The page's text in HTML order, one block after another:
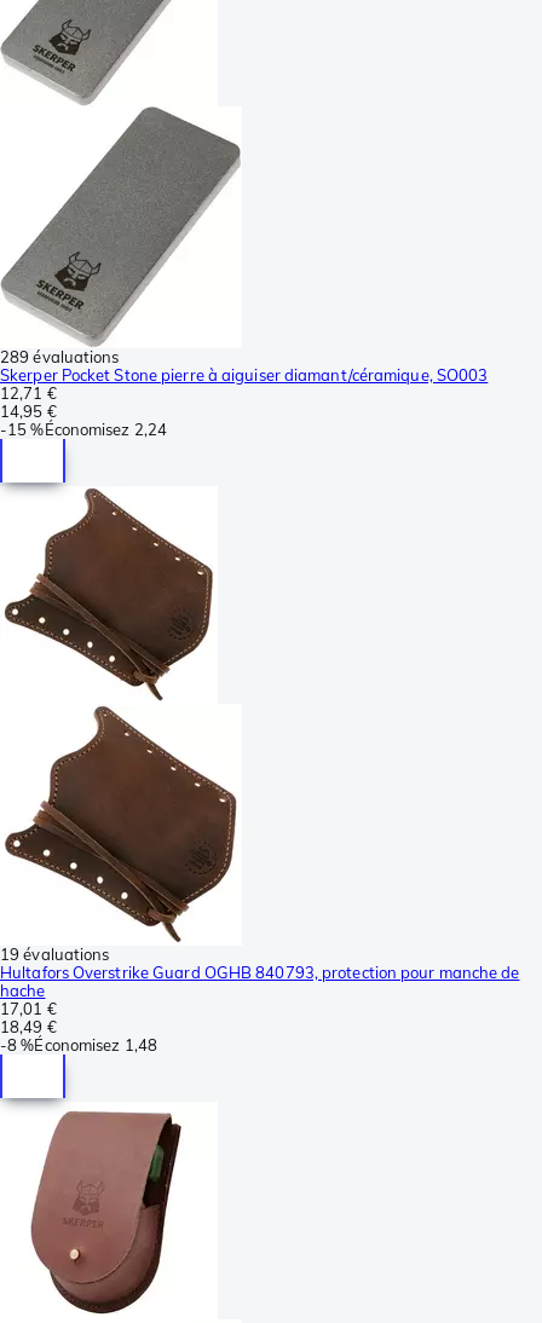
289 évaluations
Skerper Pocket Stone pierre à aiguiser diamant/céramique, SO003
12,71 €
14,95 €
-15 %Économisez 2,24
19 évaluations
Hultafors Overstrike Guard OGHB 840793, protection pour manche de
hache
17,01 €
18,49 €
-8 %Économisez 1,48